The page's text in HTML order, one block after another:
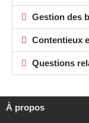
Gestion des
Contentieux
Questions
À propos